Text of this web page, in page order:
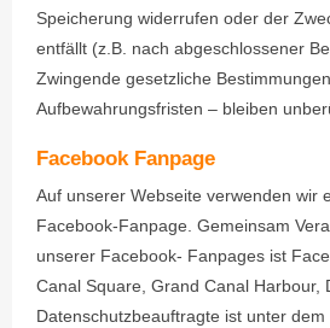
Speicherung widerrufen oder der
entfällt (z.B. nach abgeschlossener
Zwingende gesetzliche
Aufbewahrungsfristen – bleiben
Facebook Fanpage
Auf unserer Webseite verwenden wir
Facebook-Fanpage. Gemeinsam
unserer Facebook- Fanpages ist
Canal Square, Grand Canal Harbour,
Datenschutzbeauftragte ist unter